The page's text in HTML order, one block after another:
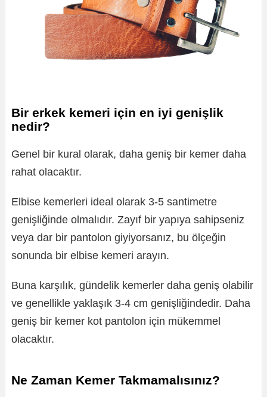
Bir erkek kemeri için en iyi genişlik
nedir?
Genel bir kural olarak, daha geniş bir kemer daha
rahat olacaktır.
Elbise kemerleri ideal olarak 3-5 santimetre
genişliğinde olmalıdır. Zayıf bir yapıya sahipseniz
veya dar bir pantolon giyiyorsanız, bu ölçeğin
sonunda bir elbise kemeri arayın.
Buna karşılık, gündelik kemerler daha geniş olabilir
ve genellikle yaklaşık 3-4 cm genişliğindedir. Daha
geniş bir kemer kot pantolon için mükemmel
olacaktır.
Ne Zaman Kemer Takmamalısınız?